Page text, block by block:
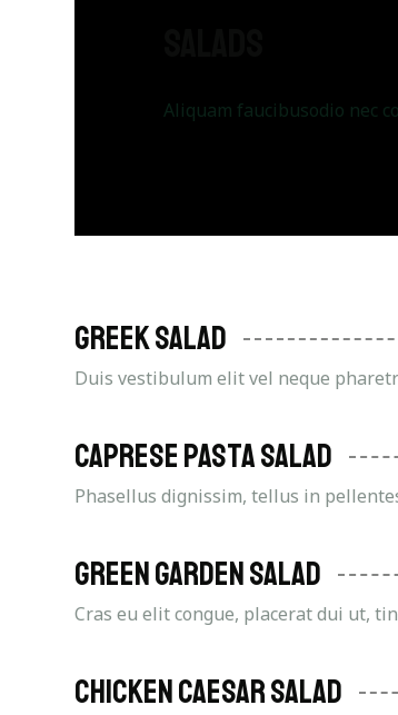
Aliquam faucibusodio nec
Greek Salad
Duis vestibulum elit vel neque
Caprese Pasta Salad
Phasellus dignissim, tellus in
Green Garden Salad
Cras eu elit congue, placerat dui ut,
Chicken Caesar Salad